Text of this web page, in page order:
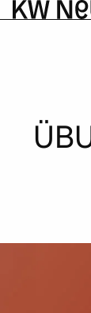
Zum
Inhalt
Skip
to